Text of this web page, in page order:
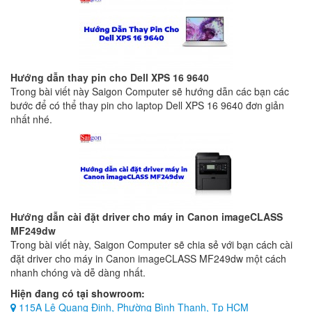
Hướng dẫn thay pin cho Dell XPS 16 9640
Trong bài viết này Saigon Computer sẽ hướng dẫn các bạn các
bước để có thể thay pin cho laptop Dell XPS 16 9640 đơn giản
nhất nhé.
Hướng dẫn cài đặt driver cho máy in Canon imageCLASS
MF249dw
Trong bài viết này, Saigon Computer sẽ chia sẻ với bạn cách cài
đặt driver cho máy in Canon imageCLASS MF249dw một cách
nhanh chóng và dễ dàng nhất.
Hiện đang có tại showroom:
115A Lê Quang Định, Phường Bình Thạnh, Tp HCM